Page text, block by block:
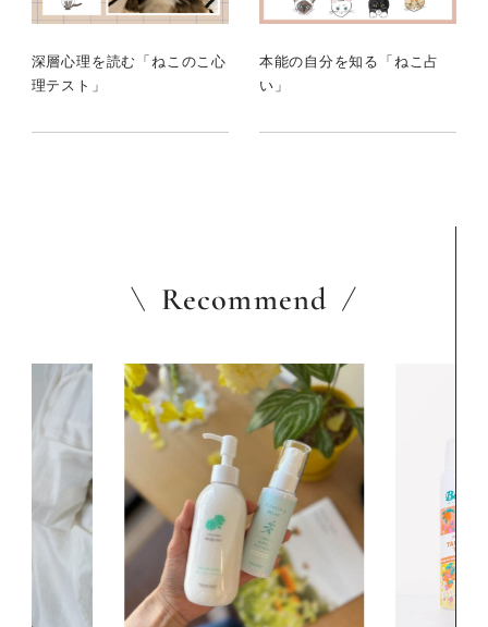
深層心理を読む「ねこのこ心
理テスト」
本能の自分を知る「ねこ占
い」
Recommend